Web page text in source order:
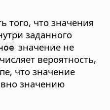
того, что значения
заданного
значение не
вероятность,
что значение
значению